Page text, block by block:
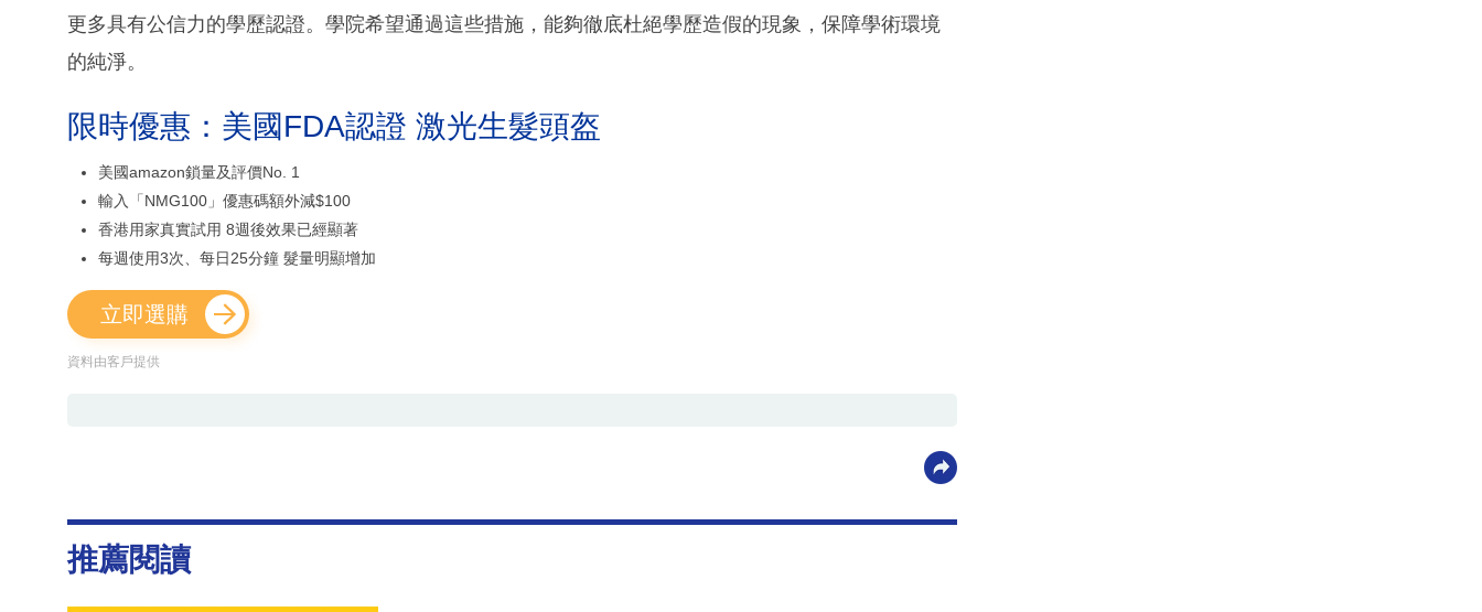
更多具有公信力的學歷認證。學院希望通過這些措施，能夠徹底杜絕學歷造假的現象，保障學術環境
的純淨。
限時優惠：美國FDA認證 激光生髮頭盔
美國amazon鎖量及評價No. 1
輸入「NMG100」優惠碼額外減$100
香港用家真實試用 8週後效果已經顯著
每週使用3次、每日25分鐘 髮量明顯增加
立即選購
資料由客戶提供
推薦閱讀